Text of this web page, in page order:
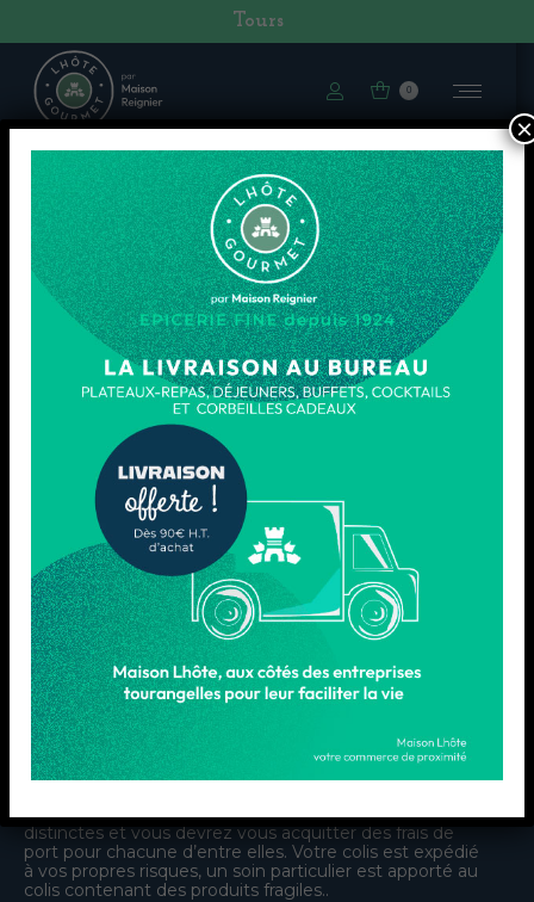
Tours
0
LIVRAISON
Vous êtes ici :
Accueil Accueil Livraison
LIVRAISONS ET
RETOURS
Le transport de votre colis
Les colis sont généralement expédiés en 48h après
réception de votre paiement. Le mode d’expédition
standard est le Colissimo suivi, remis sans signature. Si
vous souhaitez une remise avec signature, un coût
supplémentaire s’applique, merci de nous contacter.
Quel que soit le mode d’expédition choisi, nous vous
fournirons dès que possible un lien qui vous permettra
de suivre en ligne la livraison de votre colis.
Les frais d’expédition comprennent l’emballage, la
manutention et les frais postaux. Ils peuvent contenir
une partie fixe et une partie variable en fonction du prix
ou du poids de votre commande. Nous vous conseillons
Nous ne pouvons pas grouper deux commandes
distinctes et vous devrez vous acquitter des frais de
port pour chacune d’entre elles. Votre colis est expédié
à vos propres risques, un soin particulier est apporté au
colis contenant des produits fragiles..
×